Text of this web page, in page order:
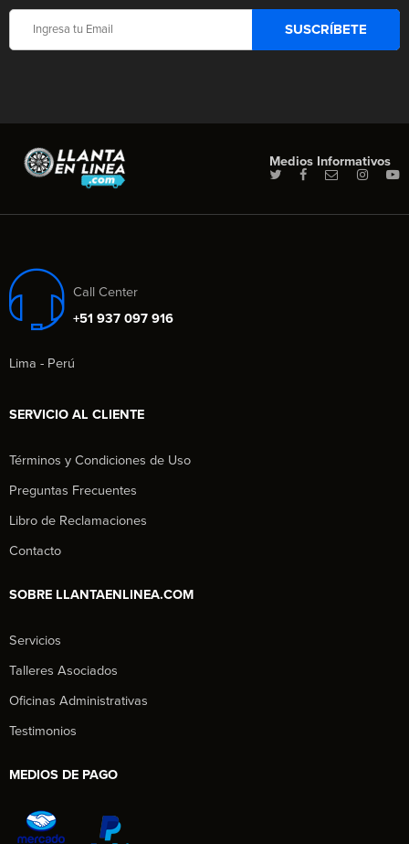
Medios Informativos
Call Center
+51 937 097 916
Lima - Perú
SERVICIO AL CLIENTE
Términos y Condiciones de Uso
Preguntas Frecuentes
Libro de Reclamaciones
Contacto
SOBRE LLANTAENLINEA.COM
Servicios
Talleres Asociados
Oficinas Administrativas
Testimonios
MEDIOS DE PAGO